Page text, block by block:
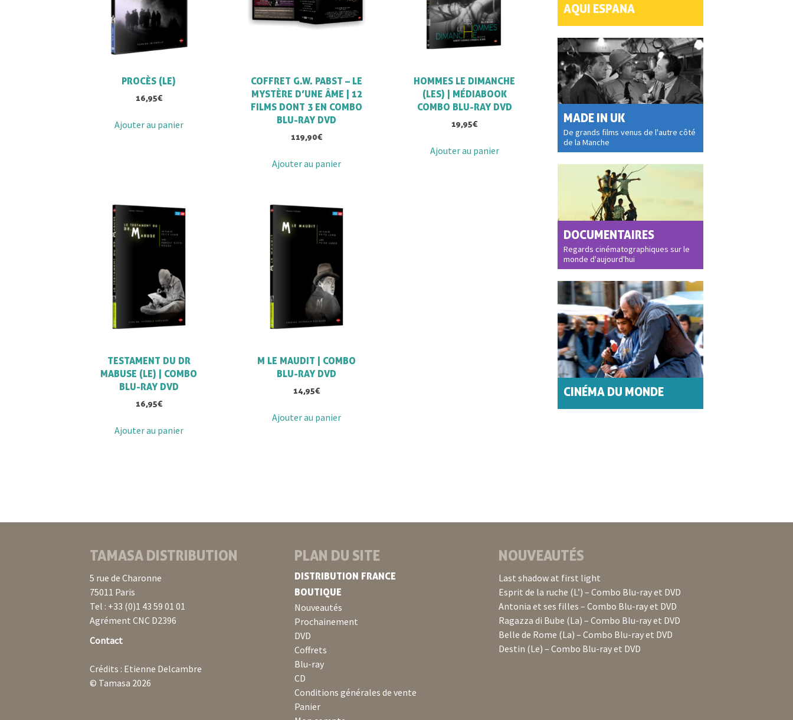
PROCÈS (LE)
16,95€
Ajouter au panier
COFFRET G.W. PABST – LE
MYSTÈRE D’UNE ÂME | 12
FILMS DONT 3 EN COMBO
BLU-RAY DVD
119,90€
Ajouter au panier
HOMMES LE DIMANCHE
(LES) | MÉDIABOOK
COMBO BLU-RAY DVD
19,95€
Ajouter au panier
TESTAMENT DU DR
MABUSE (LE) | COMBO
BLU-RAY DVD
16,95€
Ajouter au panier
M LE MAUDIT | COMBO
BLU-RAY DVD
14,95€
Ajouter au panier
AQUI ESPANA
MADE IN UK
De grands films venus de l'autre côté
de la Manche
DOCUMENTAIRES
Regards cinématographiques sur le
monde d'aujourd'hui
CINÉMA DU MONDE
TAMASA DISTRIBUTION
5 rue de Charonne
75011 Paris
Tel : +33 (0)1 43 59 01 01
Agrément CNC D2396
Contact
Crédits : Etienne Delcambre
© Tamasa 2026
PLAN DU SITE
DISTRIBUTION FRANCE
BOUTIQUE
Nouveautés
Prochainement
DVD
Coffrets
Blu-ray
CD
Conditions générales de vente
Panier
NOUVEAUTÉS
Last shadow at first light
Esprit de la ruche (L’) – Combo Blu-ray et DVD
Antonia et ses filles – Combo Blu-ray et DVD
Ragazza di Bube (La) – Combo Blu-ray et DVD
Belle de Rome (La) – Combo Blu-ray et DVD
Destin (Le) – Combo Blu-ray et DVD